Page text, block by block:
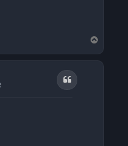
a
Citation